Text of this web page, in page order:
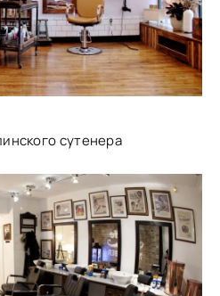
сутенера